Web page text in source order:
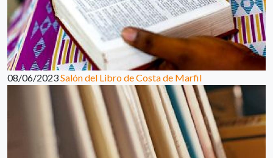
08/06/2023Salón del Libro de Costa de Marfil